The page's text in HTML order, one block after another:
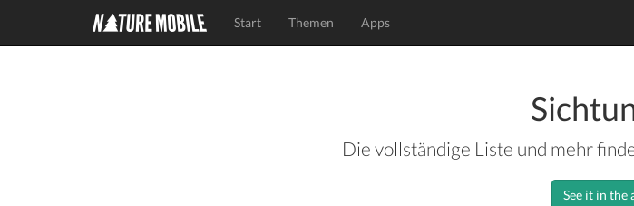
Start Themen Apps
Die vollständige Liste und mehr
See it in the